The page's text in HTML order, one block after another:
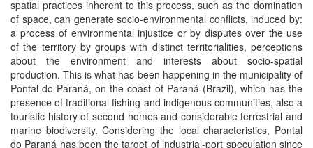
spatial practices inherent to this process, such as the domination
of space, can generate socio-environmental conflicts, induced by:
a process of environmental injustice or by disputes over the use
of the territory by groups with distinct territorialities, perceptions
about the environment and interests about socio-spatial
production. This is what has been happening in the municipality of
Pontal do Paraná, on the coast of Paraná (Brazil), which has the
presence of traditional fishing and indigenous communities, also a
touristic history of second homes and considerable terrestrial and
marine biodiversity. Considering the local characteristics, Pontal
do Paraná has been the target of industrial-port speculation since